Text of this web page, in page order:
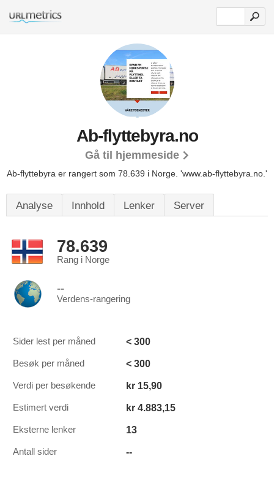
Ab-flyttebyra.no
Gå til hjemmeside
Ab-flyttebyra er rangert som 78.639 i Norge. 'www.ab-flyttebyra.no.'
Analyse Innhold Lenker Server
78.639
Rang i Norge
--
Verdens-rangering
Sider lest per måned < 300
Besøk per måned < 300
Verdi per besøkende kr 15,90
Estimert verdi kr 4.883,15
Eksterne lenker 13
Antall sider --